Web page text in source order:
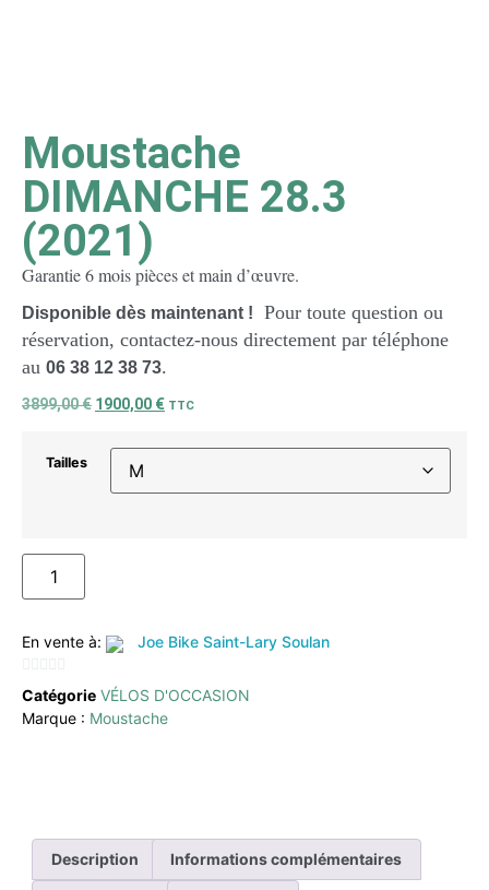
Moustache
DIMANCHE 28.3
(2021)
Garantie 6 mois pièces et main d’œuvre.
Disponible dès maintenant !
Pour toute question ou
réservation, contactez-nous directement par téléphone
au 06 38 12 38 73.
3899,00€ 1900,00 € TTC
Tailles
En vente à: Joe Bike Saint-Lary Soulan
0
sur
Catégorie VÉLOS D'OCCASION
Marque : Moustache
Description Informations complémentaires